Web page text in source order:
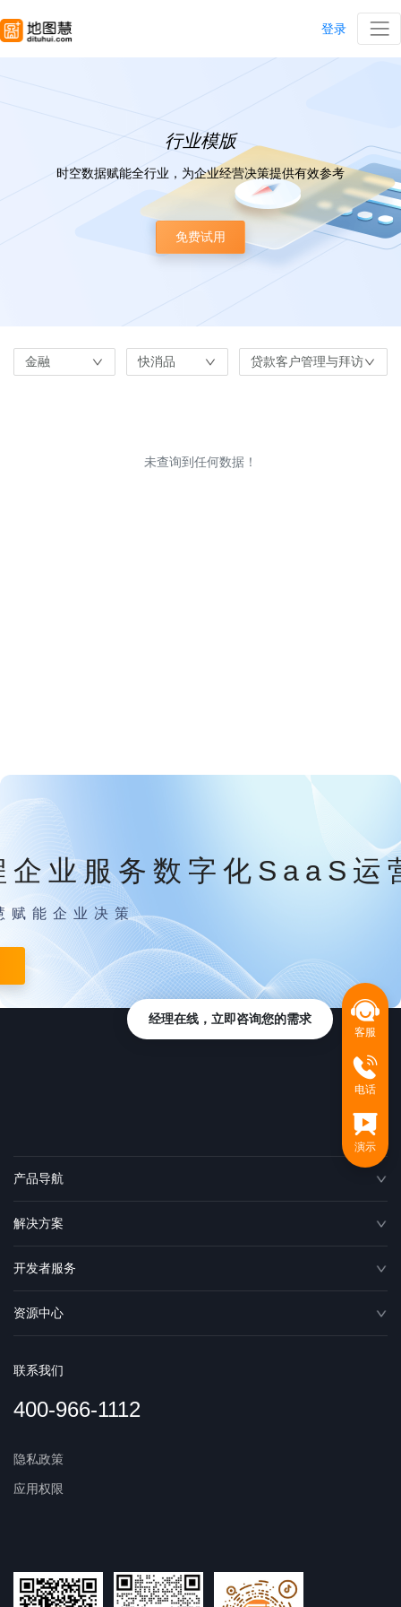
登录
行业模版
时空数据赋能全行业，为企业经营决策提供有效参考
免费试用
金融 快消品 贷款客户管理与拜访
未查询到任何数据！
企业服务数字化SaaS运
赋能企业决策
产品导航
解决方案
开发者服务
资源中心
联系我们
400-966-1112
隐私政策
应用权限
客服
电话
演示
经理在线，立即咨询您的需求